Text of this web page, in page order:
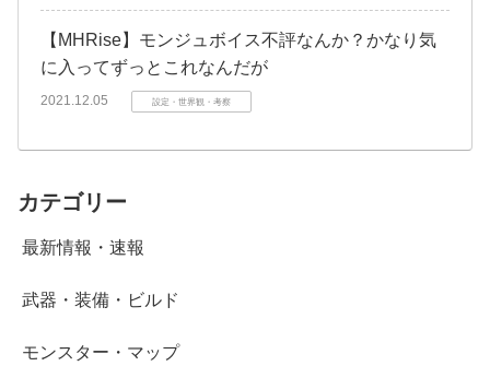
【MHRise】モンジュボイス不評なんか？かなり気
に入ってずっとこれなんだが
2021.12.05 設定・世界観・考察
カテゴリー
最新情報・速報
武器・装備・ビルド
モンスター・マップ